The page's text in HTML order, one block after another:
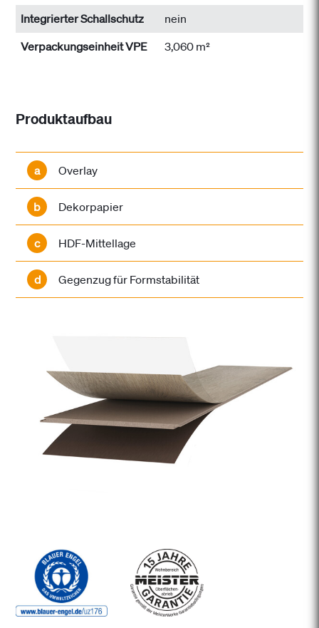
Integrierter Schallschutz
nein
Verpackungseinheit VPE
3,060 m²
Produktaufbau
a Overlay
b Dekorpapier
c HDF-Mittellage
d Gegenzug für Formstabilität